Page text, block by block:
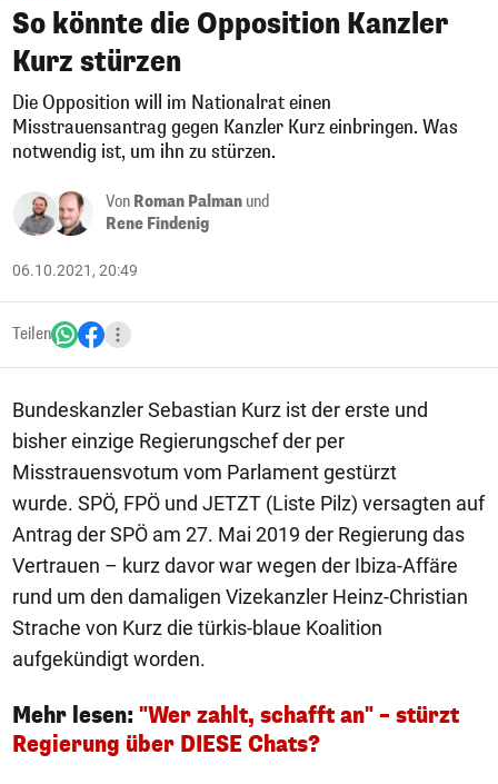
So könnte die Opposition Kanzler
Kurz stürzen
Die Opposition will im Nationalrat einen
Misstrauensantrag gegen Kanzler Kurz einbringen. Was
notwendig ist, um ihn zu stürzen.
Von Roman Palman und
Rene Findenig
06.10.2021, 20:49
Teilen
Bundeskanzler Sebastian Kurz ist der erste und
bisher einzige Regierungschef der per
Misstrauensvotum vom Parlament gestürzt
wurde. SPÖ, FPÖ und JETZT (Liste Pilz) versagten auf
Antrag der SPÖ am 27. Mai 2019 der Regierung das
Vertrauen – kurz davor war wegen der Ibiza-Affäre
rund um den damaligen Vizekanzler Heinz-Christian
Strache von Kurz die türkis-blaue Koalition
aufgekündigt worden.
Mehr lesen: "Wer zahlt, schafft an" – stürzt
Regierung über DIESE Chats?